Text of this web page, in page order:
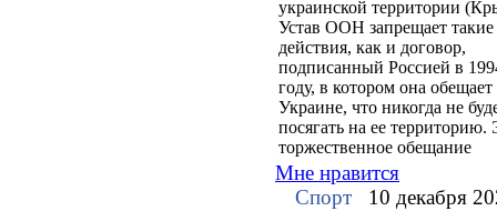
украинской территории
Устав ООН запрещает такие
действия, как и договор,
подписанный Россией в
году, в котором она обещает
Украине, что никогда не
посягать на ее территорию.
торжественное обещание
Мне нравится
Спорт
10 декабря